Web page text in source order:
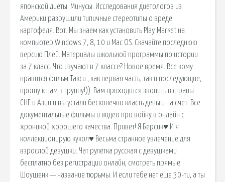
японской диеты. Минусы. Исследования диетологов из
Америки разрушили типичные стереотипы о вреде
картофеля. Вот. Мы знаем как установить Play Market на
компьютер Windows 7, 8, 10 и Mac OS. Скачайте последнюю
версию Плей. Материалы школьной программы по истории
за 7 класс. Что изучают в 7 классе? Новое время. Все кому
нравится фильм Такси , как первая часть, так и последующие,
прошу к нам в группу!)). Вам приходится звонить в страны
СНГ и Азии и вы устали бесконечно класть деньги на счет. Все
документальные фильмы и видео про войну в онлайн с
хроникой хорошего качества. Привет! Я Берсик♥ И я
коллекционирую кукол♥ Весьма странное увлечение для
взрослой девушки. Чат рулетка русская с девушками
бесплатно без регистрации онлайн, смотреть прямые.
Шоушенк — название тюрьмы. И если тебе нет еще 30-ти, а ты